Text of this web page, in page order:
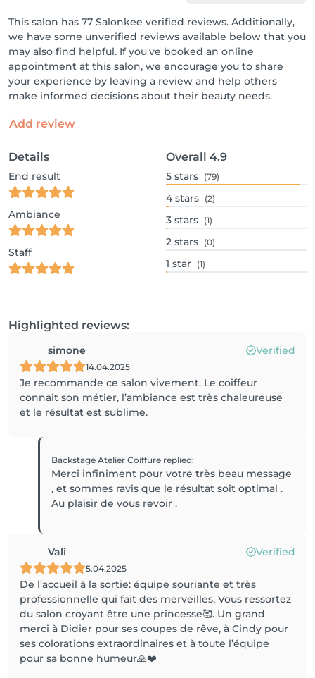
This salon has 77 Salonkee verified reviews. Additionally,
we have some unverified reviews available below that you
may also find helpful. If you've booked an online
appointment at this salon, we encourage you to share
your experience by leaving a review and help others
make informed decisions about their beauty needs.
Add review
Details
End result
Ambiance
Staff
Overall 4.9
5 stars (79)
4 stars (2)
3 stars (1)
2 stars (0)
1 star (1)
Highlighted reviews:
simone Verified
14.04.2025
Je recommande ce salon vivement. Le coiffeur
connait son métier, l’ambiance est très chaleureuse
et le résultat est sublime.
Backstage Atelier Coiffure replied:
Merci infiniment pour votre très beau message
, et sommes ravis que le résultat soit optimal .
Au plaisir de vous revoir .
Vali Verified
5.04.2025
De l’accueil à la sortie: équipe souriante et très
professionnelle qui fait des merveilles. Vous ressortez
du salon croyant être une princesse🥰. Un grand
merci à Didier pour ses coupes de rêve, à Cindy pour
ses colorations extraordinaires et à toute l’équipe
pour sa bonne humeur🙏❤️